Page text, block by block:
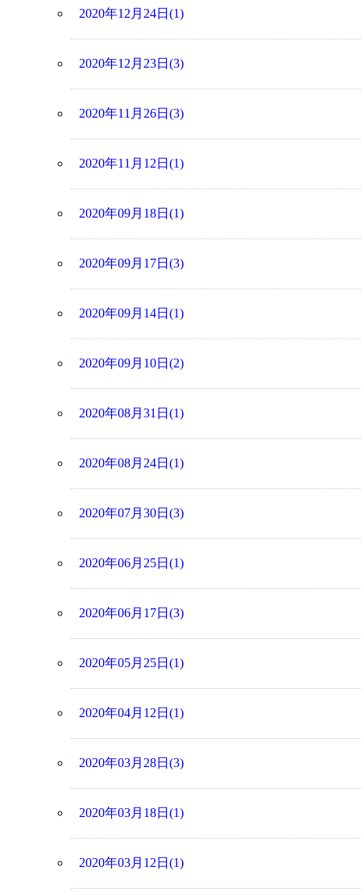
2020年12月24日(1)
2020年12月23日(3)
2020年11月26日(3)
2020年11月12日(1)
2020年09月18日(1)
2020年09月17日(3)
2020年09月14日(1)
2020年09月10日(2)
2020年08月31日(1)
2020年08月24日(1)
2020年07月30日(3)
2020年06月25日(1)
2020年06月17日(3)
2020年05月25日(1)
2020年04月12日(1)
2020年03月28日(3)
2020年03月18日(1)
2020年03月12日(1)